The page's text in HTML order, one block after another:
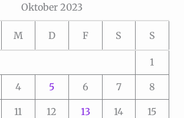
Oktober 2023
M D F S S
1
4 5 6 7 8
11 12 13 14 15